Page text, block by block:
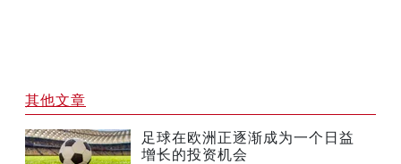
其他文章
足球在欧洲正逐渐成为一个日益
增长的投资机会